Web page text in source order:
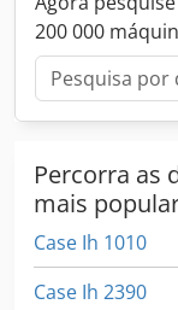
200 000
Percorra as
mais
Case Ih 1010
Case Ih 2390